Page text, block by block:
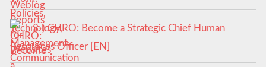
3-) CHRO: Become a Strategic Chief Human
Resources Officer [EN]